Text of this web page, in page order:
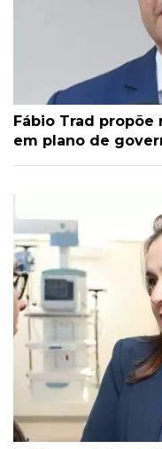
Fábio Trad
em plano de